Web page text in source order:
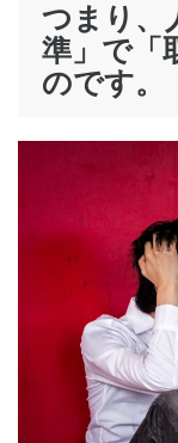
つまり、
準」で「
のです。